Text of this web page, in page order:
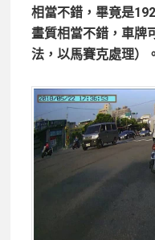
相當不錯，畢竟是
畫質相當不錯，車牌
法，以馬賽克處理）。